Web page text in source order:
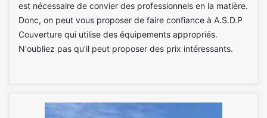
est nécessaire de convier des professionnels en la matière.
Donc, on peut vous proposer de faire confiance à A.S.D.P
Couverture qui utilise des équipements appropriés.
N'oubliez pas qu'il peut proposer des prix intéressants.